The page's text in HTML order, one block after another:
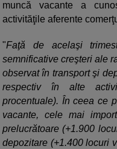
muncă vacante a
activităţile aferente
"Faţă de acelaşi
semnificative creşteri ale
observat în transport şi
respectiv în alte
procentuale). În ceea ce
vacante, cele mai
prelucrătoare (+1.900
depozitare (+1.400 locuri